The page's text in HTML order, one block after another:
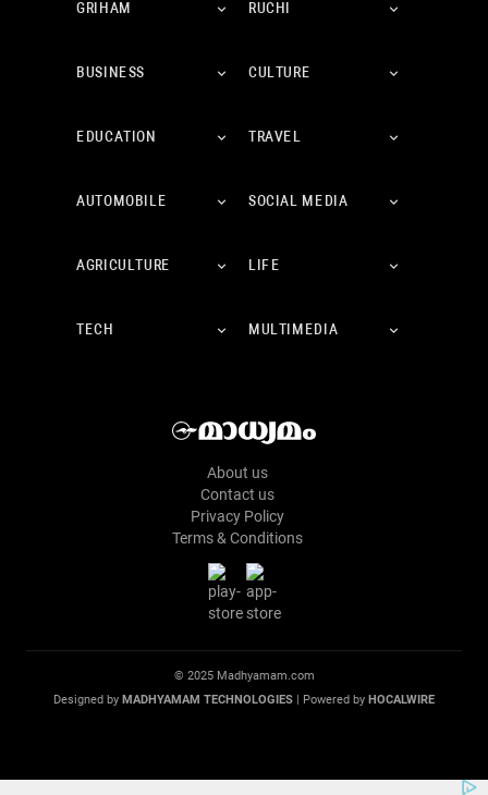
GRIHAM RUCHI
BUSINESS CULTURE
EDUCATION TRAVEL
AUTOMOBILE SOCIAL MEDIA
AGRICULTURE LIFE
TECH MULTIMEDIA
About us
Contact us
Privacy Policy
Terms & Conditions
© 2025 Madhyamam.com
Designed by MADHYAMAM TECHNOLOGIES | Powered by HOCALWIRE